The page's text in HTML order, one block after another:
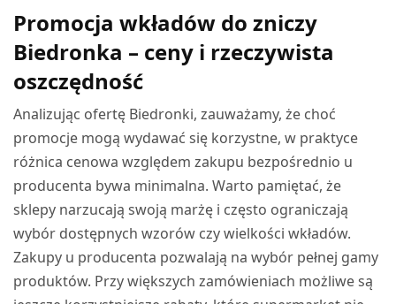
Promocja wkładów do zniczy
Biedronka – ceny i rzeczywista
oszczędność
Analizując ofertę Biedronki, zauważamy, że choć
promocje mogą wydawać się korzystne, w praktyce
różnica cenowa względem zakupu bezpośrednio u
producenta bywa minimalna. Warto pamiętać, że
sklepy narzucają swoją marżę i często ograniczają
wybór dostępnych wzorów czy wielkości wkładów.
Zakupy u producenta pozwalają na wybór pełnej gamy
produktów. Przy większych zamówieniach możliwe są